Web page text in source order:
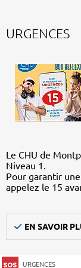
URGENCES
Le CHU de
Niveau 1.
Pour garantir
appelez le 15
EN SAVOIR
URGENCES